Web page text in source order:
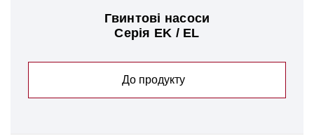
Гвинтові насоси
Серія EK / EL
До продукту